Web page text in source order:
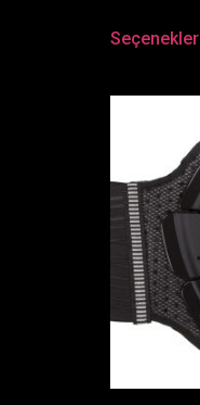
Seçenekler